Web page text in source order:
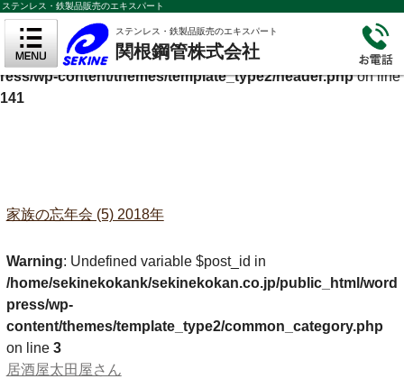
Warning
: Undefined variable $cf_description in
/home/sekinekokank/sekinekokan.co.jp/public_html/wordp
ress/wp-content/themes/template_type2/header.phpon line
141
ステンレス・鉄製品販売のエキスパート
ステンレス・鉄製品販売のエキスパート
関根鋼管株式会社
家族の忘年会 (5) 2018年
Warning: Undefined variable $post_id in
/home/sekinekokank/sekinekokan.co.jp/public_html/word
press/wp-
content/themes/template_type2/common_category.php
on line 3
居酒屋太田屋さん